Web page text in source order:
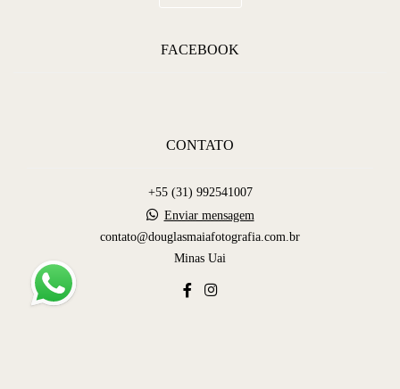
FACEBOOK
CONTATO
+55 (31) 992541007
Enviar mensagem
contato@douglasmaiafotografia.com.br
Minas Uai